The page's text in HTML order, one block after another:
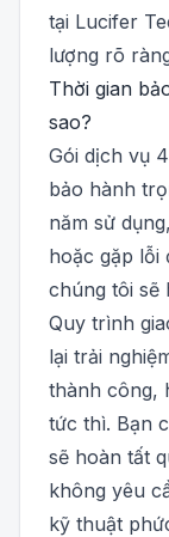
tại Lucifer
lượng rõ
Thời gian
sao?
Gói dịch vụ
bảo hành
năm sử
hoặc gặp lỗi
chúng tôi sẽ
Quy trình
lại trải
thành công,
tức thì. Bạn
sẽ hoàn tất
không yêu
kỹ thuật